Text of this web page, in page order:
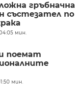
гръбначна
състезател по
мин.
поемат
мин.